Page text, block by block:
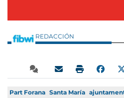
REDACCIÓN
Part Forana Santa María